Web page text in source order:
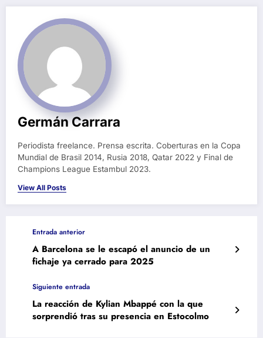
Germán Carrara
Periodista freelance. Prensa escrita. Coberturas en la Copa
Mundial de Brasil 2014, Rusia 2018, Qatar 2022 y Final de
Champions League Estambul 2023.
View All Posts
Entrada anterior
A Barcelona se le escapó el anuncio de un
fichaje ya cerrado para 2025
Siguiente entrada
La reacción de Kylian Mbappé con la que
sorprendió tras su presencia en Estocolmo